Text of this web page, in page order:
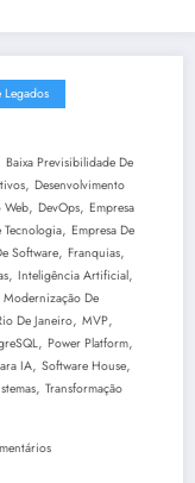
Baixa Previsibilidade De
, Desenvolvimento
Web, DevOps, Empresa
Tecnologia, Empresa De
Software, Franquias,
, Inteligência Artificial,
Modernização De
De Janeiro, MVP,
, Power Platform,
IA, Software House,
, Transformação